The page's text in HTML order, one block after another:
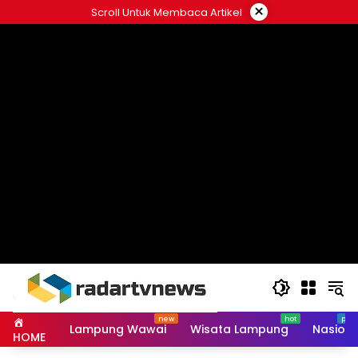
to
Scroll Untuk Membaca Artikel ×
HOME Lampung Wawai Wisata Lampung